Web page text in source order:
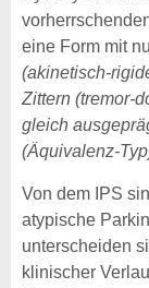
eine Form mit
(akinetisch-
Zittern (tremor-
gleich
(Äquivalenz-
Von dem IPS
atypische
unterscheiden
klinischer